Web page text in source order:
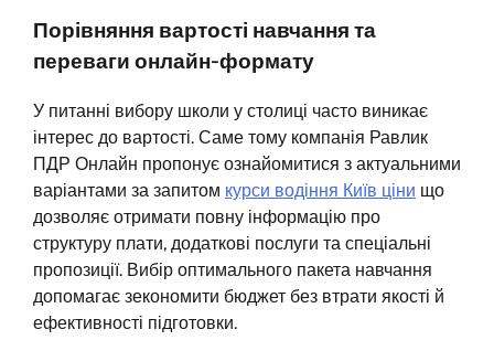
Порівняння вартості навчання та
переваги онлайн-формату
У питанні вибору школи у столиці часто виникає
інтерес до вартості. Саме тому компанія Равлик
ПДР Онлайн пропонує ознайомитися з актуальними
варіантами за запитом курси водіння Київ ціни що
дозволяє отримати повну інформацію про
структуру плати, додаткові послуги та спеціальні
пропозиції. Вибір оптимального пакета навчання
допомагає зекономити бюджет без втрати якості й
ефективності підготовки.